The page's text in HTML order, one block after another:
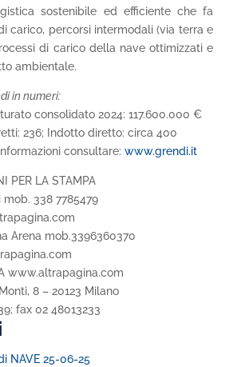
sostenibile ed efficiente che fa
carico, percorsi intermodali (via terra e
di carico della nave ottimizzati e
ambientale.
in numeri:
consolidato 2024: 117.600.000 €
236; Indotto diretto: circa 400
consultare: www.grendi.it
PER LA STAMPA
mob. 338 7785479
Arena mob.3396360370
www.altrapagina.com
8 – 20123 Milano
fax 02 48013233
NAVE 25-06-25